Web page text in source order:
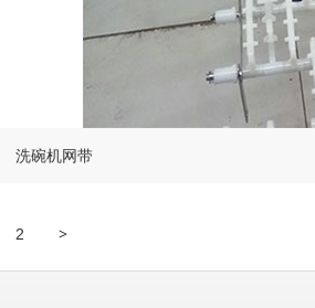
洗碗机网带
2 >